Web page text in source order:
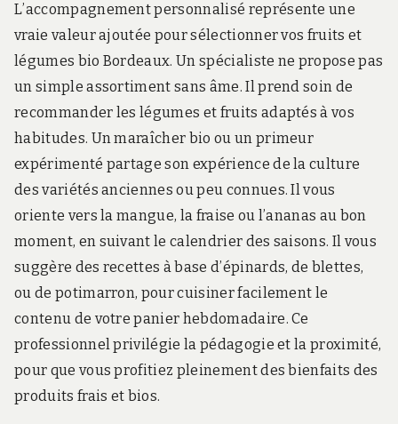
L’accompagnement personnalisé représente une
vraie valeur ajoutée pour sélectionner vos fruits et
légumes bio Bordeaux. Un spécialiste ne propose pas
un simple assortiment sans âme. Il prend soin de
recommander les légumes et fruits adaptés à vos
habitudes. Un maraîcher bio ou un primeur
expérimenté partage son expérience de la culture
des variétés anciennes ou peu connues. Il vous
oriente vers la mangue, la fraise ou l’ananas au bon
moment, en suivant le calendrier des saisons. Il vous
suggère des recettes à base d’épinards, de blettes,
ou de potimarron, pour cuisiner facilement le
contenu de votre panier hebdomadaire. Ce
professionnel privilégie la pédagogie et la proximité,
pour que vous profitiez pleinement des bienfaits des
produits frais et bios.